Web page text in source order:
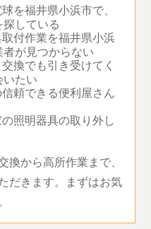
を福井県小浜市で、
している
付作業を福井県小浜
が見つからない
換でも引き受けてく
たい
頼できる便利屋さん
照明器具の取り外し
から高所作業まで、
だきます。まずはお気